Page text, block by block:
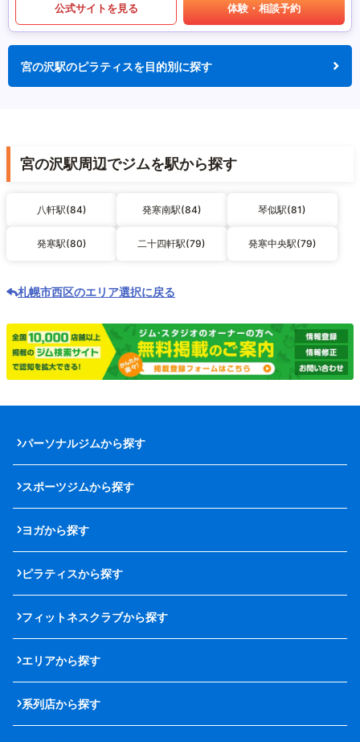
公式サイトを見る 体験・相談予約
宮の沢駅のピラティスを目的別に探す
宮の沢駅周辺でジムを駅から探す
八軒駅(84) 発寒南駅(84) 琴似駅(81)
発寒駅(80) 二十四軒駅(79) 発寒中央駅(79)
札幌市西区のエリア選択に戻る
パーソナルジムから探す
スポーツジムから探す
ヨガから探す
ピラティスから探す
フィットネスクラブから探す
エリアから探す
系列店から探す